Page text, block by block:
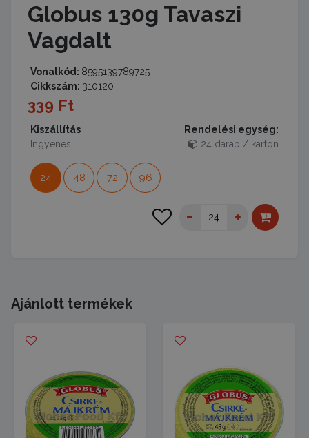
Globus 130g Tavaszi
Vagdalt
Vonalkód: 8595139789725
Cikkszám: 310120
339 Ft
Kiszállítás
Ingyenes
Rendelési egység:
24 darab / karton
24 48 72 96
Ajánlott termékek